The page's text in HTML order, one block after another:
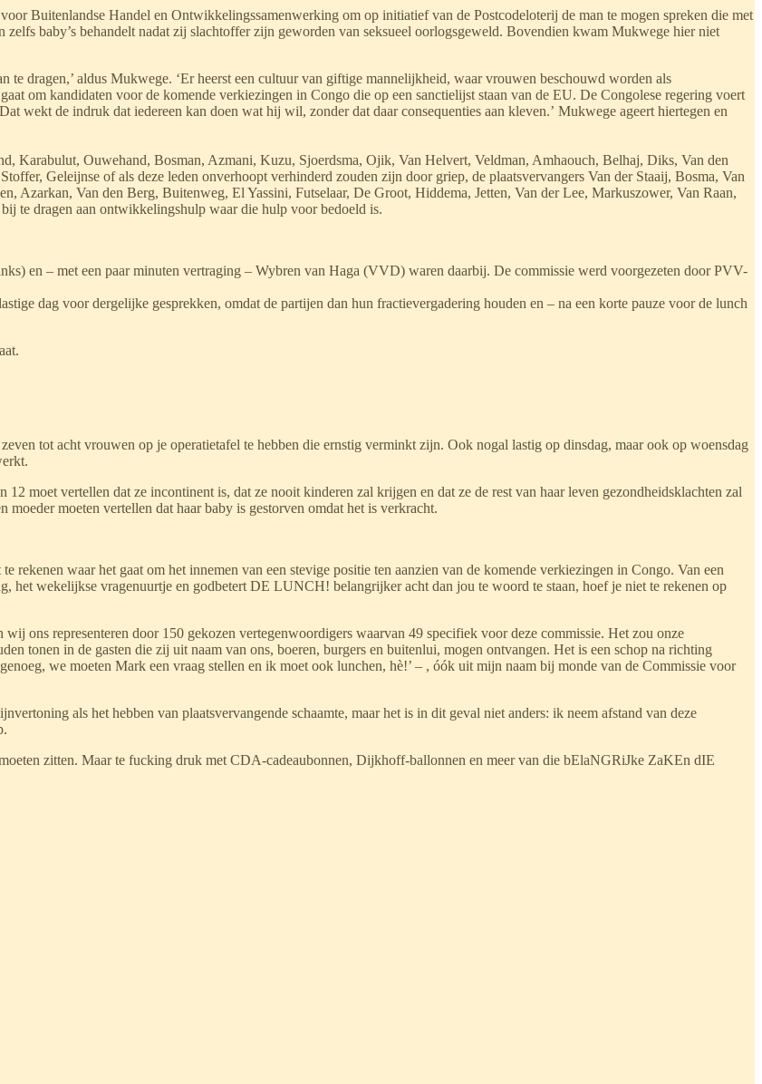
Buitenlandse Handel en Ontwikkelingssamenwerking om op initiatief van de Postcodeloterij de man te mogen spreken die met
baby’s behandelt nadat zij slachtoffer zijn geworden van seksueel oorlogsgeweld. Bovendien kwam Mukwege hier niet
dragen,’ aldus Mukwege. ‘Er heerst een cultuur van giftige mannelijkheid, waar vrouwen beschouwd worden als
om kandidaten voor de komende verkiezingen in Congo die op een sanctielijst staan van de EU. De Congolese regering voert
wekt de indruk dat iedereen kan doen wat hij wil, zonder dat daar consequenties aan kleven.’ Mukwege ageert hiertegen en
Karabulut, Ouwehand, Bosman, Azmani, Kuzu, Sjoerdsma, Ojik, Van Helvert, Veldman, Amhaouch, Belhaj, Diks, Van den
Geleijnse of als deze leden onverhoopt verhinderd zouden zijn door griep, de plaatsvervangers Van der Staaij, Bosma, Van
Azarkan, Van den Berg, Buitenweg, El Yassini, Futselaar, De Groot, Hiddema, Jetten, Van der Lee, Markuszower, Van Raan,
te dragen aan ontwikkelingshulp waar die hulp voor bedoeld is.
en – met een paar minuten vertraging – Wybren van Haga (VVD) waren daarbij. De commissie werd voorgezeten door PVV-
dag voor dergelijke gesprekken, omdat de partijen dan hun fractievergadering houden en – na een korte pauze voor de lunch
tot acht vrouwen op je operatietafel te hebben die ernstig verminkt zijn. Ook nogal lastig op dinsdag, maar ook op woensdag
moet vertellen dat ze incontinent is, dat ze nooit kinderen zal krijgen en dat ze de rest van haar leven gezondheidsklachten zal
moeten vertellen dat haar baby is gestorven omdat het is verkracht.
waar het gaat om het innemen van een stevige positie ten aanzien van de komende verkiezingen in Congo. Van een
het wekelijkse vragenuurtje en godbetert DE LUNCH! belangrijker acht dan jou te woord te staan, hoef je niet te rekenen op
ons representeren door 150 gekozen vertegenwoordigers waarvan 49 specifiek voor deze commissie. Het zou onze
tonen in de gasten die zij uit naam van ons, boeren, burgers en buitenlui, mogen ontvangen. Het is een schop na richting
we moeten Mark een vraag stellen en ik moet ook lunchen, hè!’ – , óók uit mijn naam bij monde van de Commissie voor
als het hebben van plaatsvervangende schaamte, maar het is in dit geval niet anders: ik neem afstand van deze
zitten. Maar te fucking druk met CDA-cadeaubonnen, Dijkhoff-ballonnen en meer van die bElaNGRiJke ZaKEn dIE